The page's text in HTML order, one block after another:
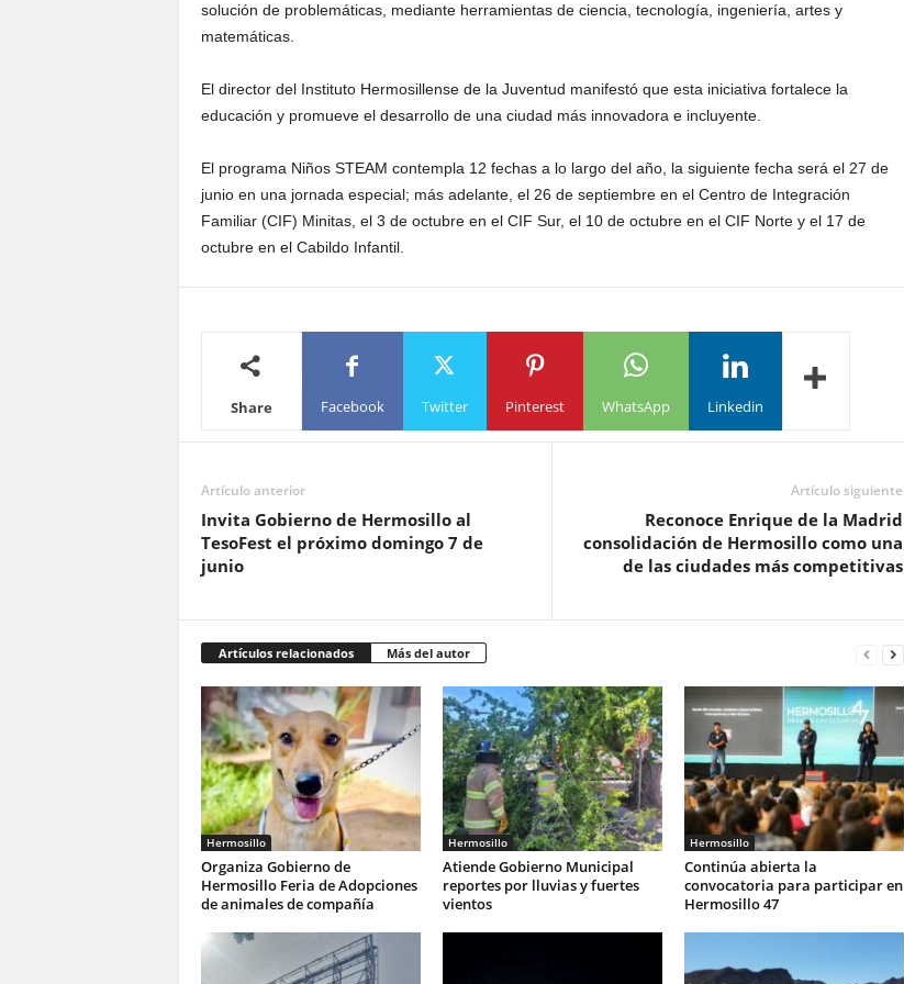
solución de problemáticas, mediante herramientas de ciencia, tecnología, ingeniería, artes y
matemáticas.
El director del Instituto Hermosillense de la Juventud manifestó que esta iniciativa fortalece la
educación y promueve el desarrollo de una ciudad más innovadora e incluyente.
El programa Niños STEAM contempla 12 fechas a lo largo del año, la siguiente fecha será el 27 de
junio en una jornada especial; más adelante, el 26 de septiembre en el Centro de Integración
Familiar (CIF) Minitas, el 3 de octubre en el CIF Sur, el 10 de octubre en el CIF Norte y el 17 de
octubre en el Cabildo Infantil.
Share Facebook Twitter Pinterest WhatsApp Linkedin
Artículo anterior
Invita Gobierno de Hermosillo al
TesoFest el próximo domingo 7 de
junio
Artículo siguiente
Reconoce Enrique de la Madrid
consolidación de Hermosillo como una
de las ciudades más competitivas
Artículos relacionados Más del autor
Hermosillo
Organiza Gobierno de
Hermosillo Feria de Adopciones
de animales de compañía
Hermosillo
Atiende Gobierno Municipal
reportes por lluvias y fuertes
vientos
Hermosillo
Continúa abierta la
convocatoria para participar en
Hermosillo 47